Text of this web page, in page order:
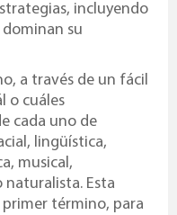
incluyendo
su
a través de un fácil
o cuáles
cada uno de
lingüística,
musical,
Esta
término, para